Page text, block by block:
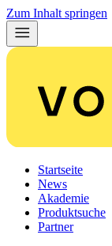
Zum Inhalt springen
Startseite
News
Akademie
Produktsuche
Partner